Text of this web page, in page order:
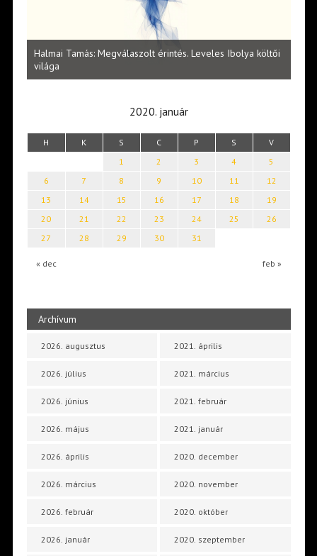
Halmai Tamás: Megválaszolt érintés. Leveles Ibolya költői
világa
2020. január
H K S C P S V
« dec feb »
1 2 3 4
5
6
7 8 9 10 11
12
13
14 15 16 17 18
19
20
21 22 23 24 25
26
27
28 29 30 31
Archívum
2026. augusztus
2026. július
2026. június
2026. május
2026. április
2026. március
2026. február
2026. január
2021. április
2021. március
2021. február
2021. január
2020. december
2020. november
2020. október
2020. szeptember